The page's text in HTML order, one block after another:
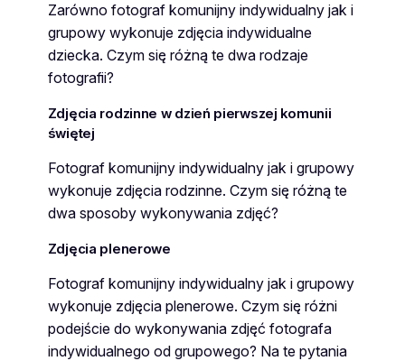
Zarówno fotograf komunijny indywidualny jak i
grupowy wykonuje zdjęcia indywidualne
dziecka. Czym się różną te dwa rodzaje
fotografii?
Zdjęcia rodzinne w dzień pierwszej komunii
świętej
Fotograf komunijny indywidualny jak i grupowy
wykonuje zdjęcia rodzinne. Czym się różną te
dwa sposoby wykonywania zdjęć?
Zdjęcia plenerowe
Fotograf komunijny indywidualny jak i grupowy
wykonuje zdjęcia plenerowe. Czym się różni
podejście do wykonywania zdjęć fotografa
indywidualnego od grupowego? Na te pytania